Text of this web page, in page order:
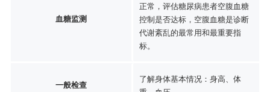
血糖监测
正常，评估糖尿病患者空腹血糖
控制是否达标，空腹血糖是诊断
代谢紊乱的最常用和最重要指
标。
一般检查
了解身体基本情况：身高、体